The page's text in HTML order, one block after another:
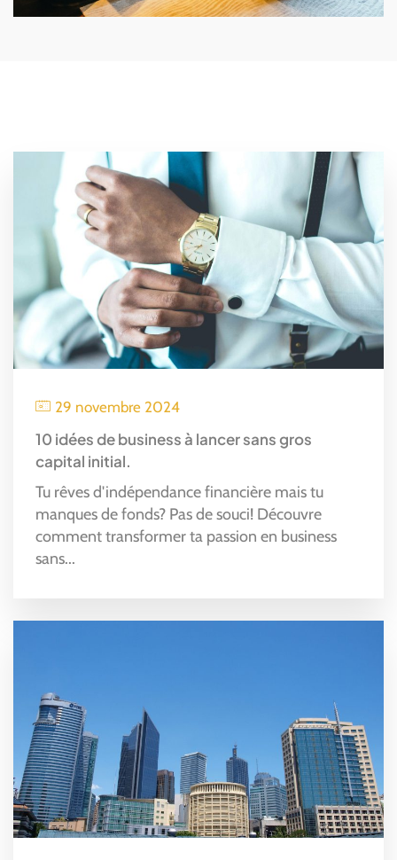
29 novembre 2024
10 idées de business à lancer sans gros
capital initial.
Tu rêves d'indépendance financière mais tu
manques de fonds? Pas de souci! Découvre
comment transformer ta passion en business
sans...